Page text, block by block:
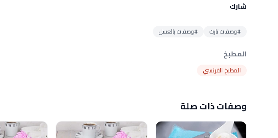
شارك
#وصفات تارت #وصفات بالعسل
المطبخ
المطبخ الفرنسي
وصفات ذات صلة